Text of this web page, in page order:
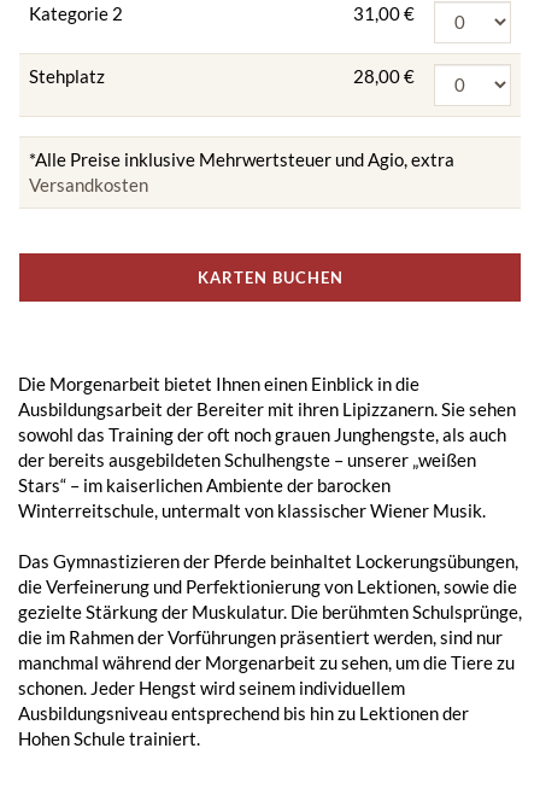
Kategorie 2 31,00 €
Stehplatz 28,00 €
*Alle Preise inklusive Mehrwertsteuer und Agio, extra
Versandkosten
KARTEN BUCHEN
Die Morgenarbeit bietet Ihnen einen Einblick in die
Ausbildungsarbeit der Bereiter mit ihren Lipizzanern. Sie sehen
sowohl das Training der oft noch grauen Junghengste, als auch
der bereits ausgebildeten Schulhengste – unserer „weißen
Stars“ – im kaiserlichen Ambiente der barocken
Winterreitschule, untermalt von klassischer Wiener Musik.
Das Gymnastizieren der Pferde beinhaltet Lockerungsübungen,
die Verfeinerung und Perfektionierung von Lektionen, sowie die
gezielte Stärkung der Muskulatur. Die berühmten Schulsprünge,
die im Rahmen der Vorführungen präsentiert werden, sind nur
manchmal während der Morgenarbeit zu sehen, um die Tiere zu
schonen. Jeder Hengst wird seinem individuellem
Ausbildungsniveau entsprechend bis hin zu Lektionen der
Hohen Schule trainiert.